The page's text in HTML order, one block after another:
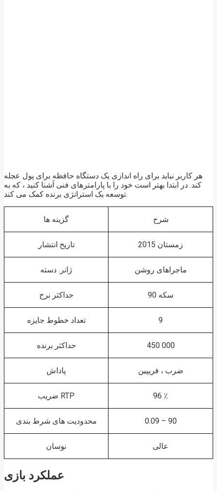
هر کاربر نباید برای راه اندازی یک دستگاه حافظه برای پول عجله
کند. در ابتدا بهتر است خود را با پارامترهای فنی آشنا کنید ، که به
توسعه یک استراتژی برنده کمک می کند.
گزینه ها شرح
تاریخ انتشار زمستان 2015
ژانر. دسته ماجراهای روشن
حداکثر نرخ 90 سکه
تعداد خطوط جایزه 9
حداکثر برنده 450 000
پاداش ضرب ، فریپین
ضریب RTP 96 ٪
محدودیت های شرط بندی 0.09 – 90
نوسان عالی
عملکرد بازی